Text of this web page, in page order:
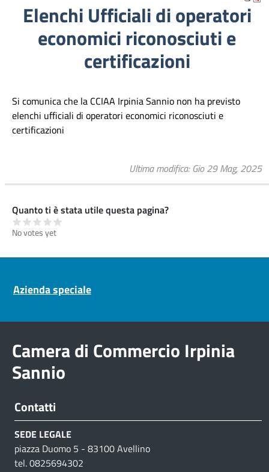
Elenchi Ufficiali di operatori
economici riconosciuti e
certificazioni
Si comunica che la CCIAA Irpinia Sannio non ha previsto
elenchi ufficiali di operatori economici riconosciuti e
certificazioni
Ultima modifica Gio 29 Mag, 2025
Quanto ti è stata utile questa pagina?
No votes yet
Azienda speciale
Camera di Commercio Irpinia
Sannio
Contatti
SEDE LEGALE
piazza Duomo 5 - 83100 Avellino
tel. 0825694302